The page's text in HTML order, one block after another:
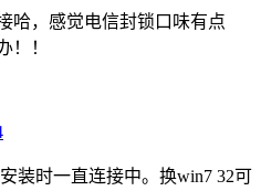
哈，感觉电信封锁口味有点
！！
装时一直连接中。换win7 32可